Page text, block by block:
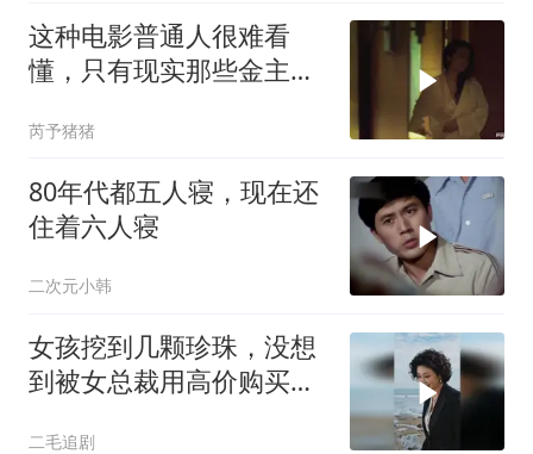
这种电影普通人很难看
懂，只有现实那些金主看
芮予猪猪
80年代都五人寝，现在还
住着六人寝
二次元小韩
女孩挖到几颗珍珠，没想
到被女总裁用高价购买，
二毛追剧